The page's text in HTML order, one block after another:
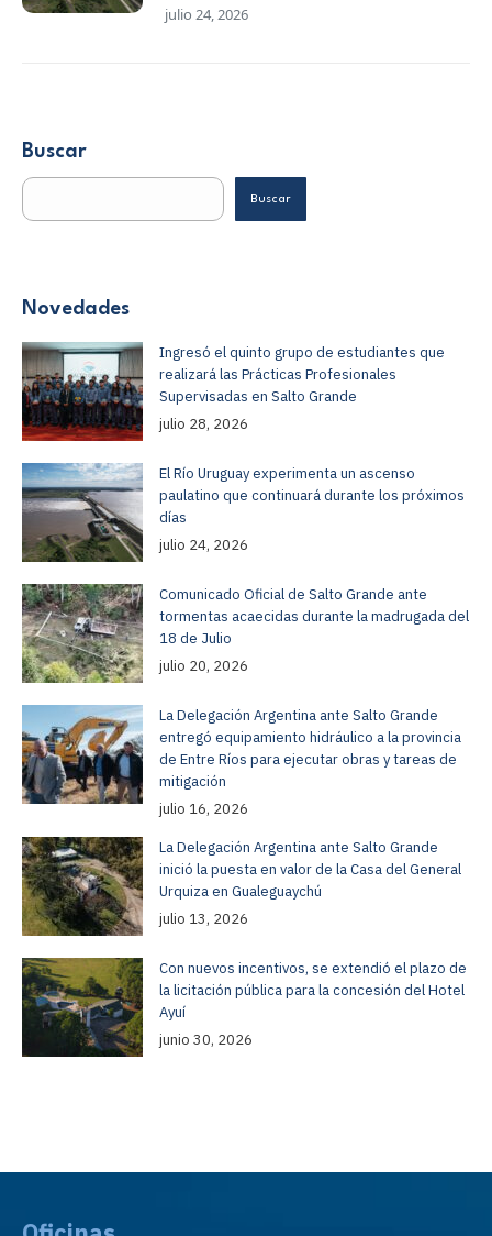
julio 24, 2026
Buscar
Buscar
Novedades
Ingresó el quinto grupo de estudiantes que
realizará las Prácticas Profesionales
Supervisadas en Salto Grande
julio 28, 2026
El Río Uruguay experimenta un ascenso
paulatino que continuará durante los próximos
días
julio 24, 2026
Comunicado Oficial de Salto Grande ante
tormentas acaecidas durante la madrugada del
18 de Julio
julio 20, 2026
La Delegación Argentina ante Salto Grande
entregó equipamiento hidráulico a la provincia
de Entre Ríos para ejecutar obras y tareas de
mitigación
julio 16, 2026
La Delegación Argentina ante Salto Grande
inició la puesta en valor de la Casa del General
Urquiza en Gualeguaychú
julio 13, 2026
Con nuevos incentivos, se extendió el plazo de
la licitación pública para la concesión del Hotel
Ayuí
junio 30, 2026